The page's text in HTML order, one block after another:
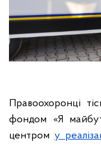
Правоохоронці
фондом «Я
центрому